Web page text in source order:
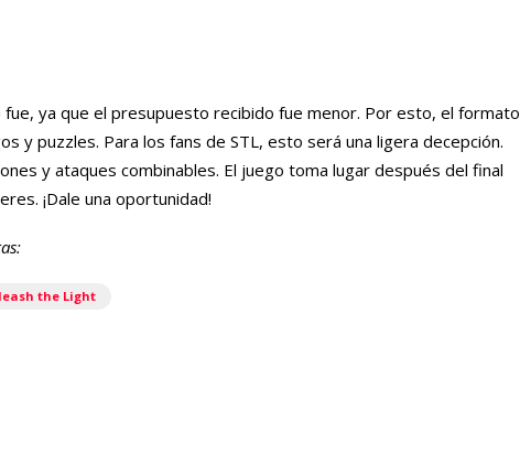
ya que el presupuesto recibido fue menor. Por esto, el formato
y puzzles. Para los fans de STL, esto será una ligera decepción.
y ataques combinables. El juego toma lugar después del final
¡Dale una oportunidad!
the Light